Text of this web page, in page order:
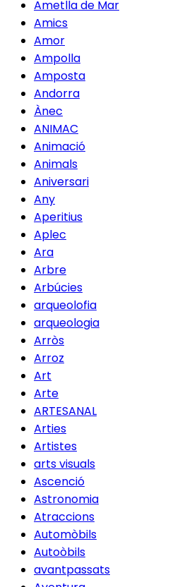
Ametlla de Mar
Amics
Amor
Ampolla
Amposta
Andorra
Ànec
ANIMAC
Animació
Animals
Aniversari
Any
Aperitius
Aplec
Ara
Arbre
Arbúcies
arqueolofia
arqueologia
Arròs
Arroz
Art
Arte
ARTESANAL
Arties
Artistes
arts visuals
Ascenció
Astronomia
Atraccions
Automòbils
Autoòbils
avantpassats